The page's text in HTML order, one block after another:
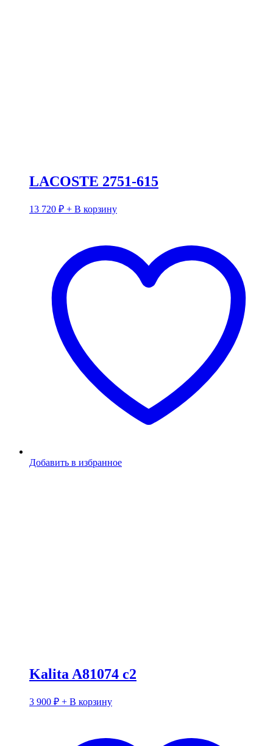
LACOSTE 2751-615
13 720 ₽ + В корзину
Добавить в избранное
Kalita A81074 c2
3 900 ₽ + В корзину